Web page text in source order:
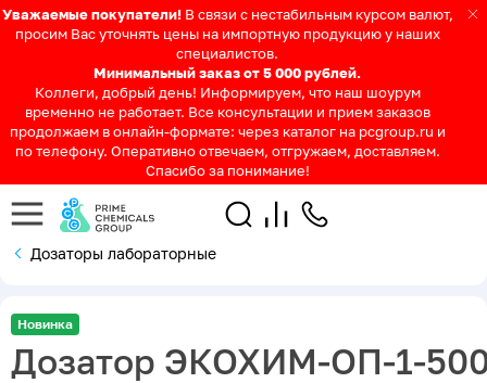
Уважаемые покупатели! В связи с нестабильным курсом валют,
просим Вас уточнять цены на импортную продукцию у наших
специалистов.
Минимальный заказ от 5 000 рублей.
Коллеги, добрый день! Информируем, что наш шоурум
временно не работает. Все консультации и прием заказов
продолжаем в онлайн-формате: через каталог на pcgroup.ru и
по телефону. Оперативно отвечаем, отгружаем, доставляем.
Спасибо за понимание!
Дозаторы лабораторные
Новинка
Дозатор ЭКОХИМ-ОП-1-